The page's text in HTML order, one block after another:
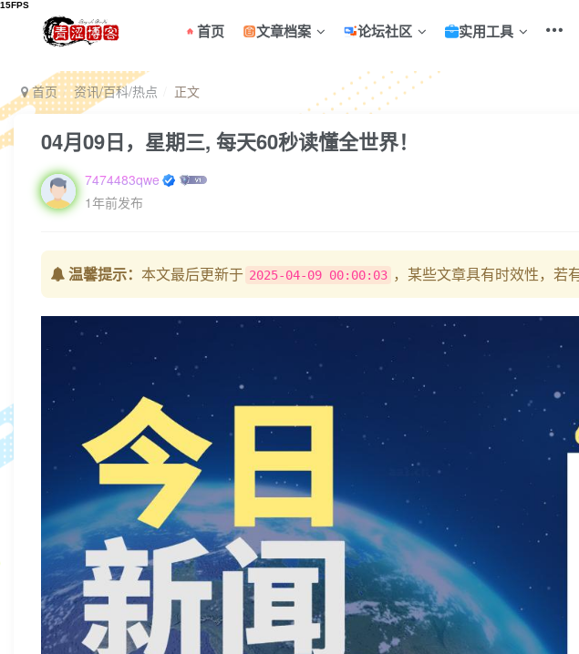
首页 文章档案 论坛社区 实用工具
首页 资讯/百科/热点 正文
04月09日，星期三, 每天60秒读懂全世界！
7474483qwe
1年前发布
温馨提示： 本文最后更新于 2025-04-09 00:00:03 ，某些文章具有时效性，若